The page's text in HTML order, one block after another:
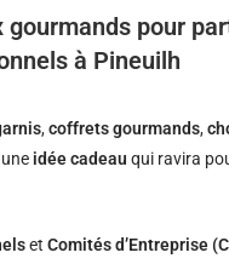
gourmands pour
à Pineuilh
,coffrets gourmands,
idée cadeau qui ravira
et Comités d’Entreprise